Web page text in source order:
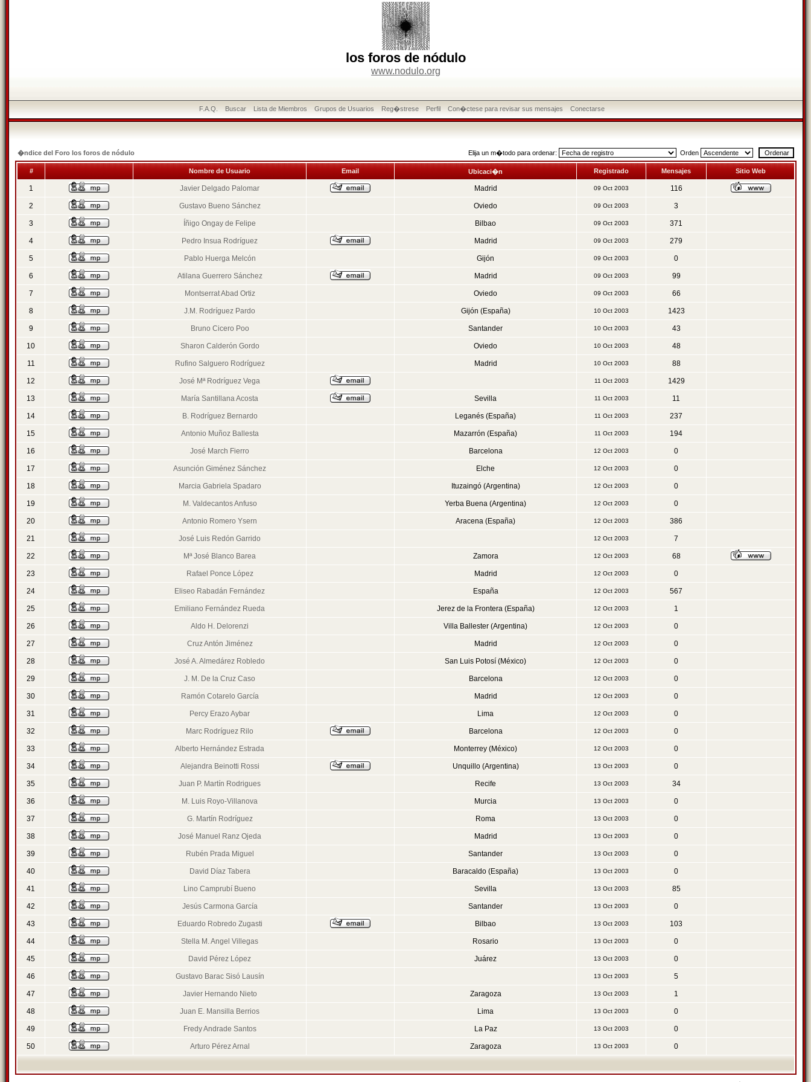
los foros de nódulo
www.nodulo.org
F.A.Q. Buscar Lista de Miembros Grupos de Usuarios Reg�strese Perfil Con�ctese para revisar sus mensajes Conectarse
�ndice del Foro los foros de nódulo Elija un m�todo para ordenar: Orden
# Nombre de Usuario Email Ubicaci�n Registrado Mensajes Sitio Web
1 Javier Delgado Palomar Madrid 09 Oct 2003 116
2 Gustavo Bueno Sánchez Oviedo 09 Oct 2003 3
3 Íñigo Ongay de Felipe Bilbao 09 Oct 2003 371
4 Pedro Insua Rodríguez Madrid 09 Oct 2003 279
5 Pablo Huerga Melcón Gijón 09 Oct 2003 0
6 Atilana Guerrero Sánchez Madrid 09 Oct 2003 99
7 Montserrat Abad Ortiz Oviedo 09 Oct 2003 66
8 J.M. Rodríguez Pardo Gijón (España) 10 Oct 2003 1423
9 Bruno Cicero Poo Santander 10 Oct 2003 43
10 Sharon Calderón Gordo Oviedo 10 Oct 2003 48
11 Rufino Salguero Rodríguez Madrid 10 Oct 2003 88
12 José Mª Rodríguez Vega 11 Oct 2003 1429
13 María Santillana Acosta Sevilla 11 Oct 2003 11
14 B. Rodríguez Bernardo Leganés (España) 11 Oct 2003 237
15 Antonio Muñoz Ballesta Mazarrón (España) 11 Oct 2003 194
16 José March Fierro Barcelona 12 Oct 2003 0
17 Asunción Giménez Sánchez Elche 12 Oct 2003 0
18 Marcia Gabriela Spadaro Ituzaingó (Argentina) 12 Oct 2003 0
19 M. Valdecantos Anfuso Yerba Buena (Argentina) 12 Oct 2003 0
20 Antonio Romero Ysern Aracena (España) 12 Oct 2003 386
21 José Luis Redón Garrido 12 Oct 2003 7
22 Mª José Blanco Barea Zamora 12 Oct 2003 68
23 Rafael Ponce López Madrid 12 Oct 2003 0
24 Eliseo Rabadán Fernández España 12 Oct 2003 567
25 Emiliano Fernández Rueda Jerez de la Frontera (España) 12 Oct 2003 1
26 Aldo H. Delorenzi Villa Ballester (Argentina) 12 Oct 2003 0
27 Cruz Antón Jiménez Madrid 12 Oct 2003 0
28 José A. Almedárez Robledo San Luis Potosí (México) 12 Oct 2003 0
29 J. M. De la Cruz Caso Barcelona 12 Oct 2003 0
30 Ramón Cotarelo García Madrid 12 Oct 2003 0
31 Percy Erazo Aybar Lima 12 Oct 2003 0
32 Marc Rodríguez Rilo Barcelona 12 Oct 2003 0
33 Alberto Hernández Estrada Monterrey (México) 12 Oct 2003 0
34 Alejandra Beinotti Rossi Unquillo (Argentina) 13 Oct 2003 0
35 Juan P. Martín Rodrigues Recife 13 Oct 2003 34
36 M. Luis Royo-Villanova Murcia 13 Oct 2003 0
37 G. Martín Rodríguez Roma 13 Oct 2003 0
38 José Manuel Ranz Ojeda Madrid 13 Oct 2003 0
39 Rubén Prada Miguel Santander 13 Oct 2003 0
40 David Díaz Tabera Baracaldo (España) 13 Oct 2003 0
41 Lino Camprubí Bueno Sevilla 13 Oct 2003 85
42 Jesús Carmona García Santander 13 Oct 2003 0
43 Eduardo Robredo Zugasti Bilbao 13 Oct 2003 103
44 Stella M. Angel Villegas Rosario 13 Oct 2003 0
45 David Pérez López Juárez 13 Oct 2003 0
46 Gustavo Barac Sisó Lausín 13 Oct 2003 5
47 Javier Hernando Nieto Zaragoza 13 Oct 2003 1
48 Juan E. Mansilla Berrios Lima 13 Oct 2003 0
49 Fredy Andrade Santos La Paz 13 Oct 2003 0
50 Arturo Pérez Arnal Zaragoza 13 Oct 2003 0